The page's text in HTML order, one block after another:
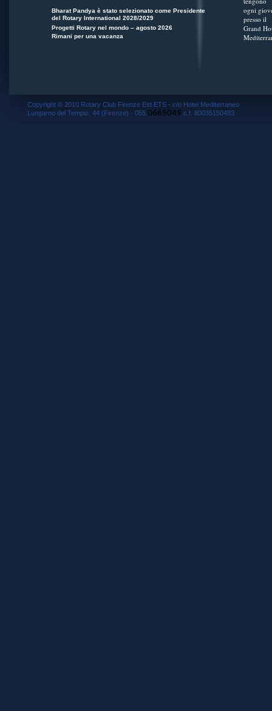
Bharat Pandya è stato selezionato come Presidente
del Rotary International 2028/2029
Progetti Rotary nel mondo – agosto 2026
Rimani per una vacanza
ogni
presso il
Grand
Copyright © 2010 Rotary Club Firenze Est ETS - c/o Hotel Mediterraneo
Lungarno del Tempio, 44 (Firenze) - 055. 0665049 c.f. 80035150483